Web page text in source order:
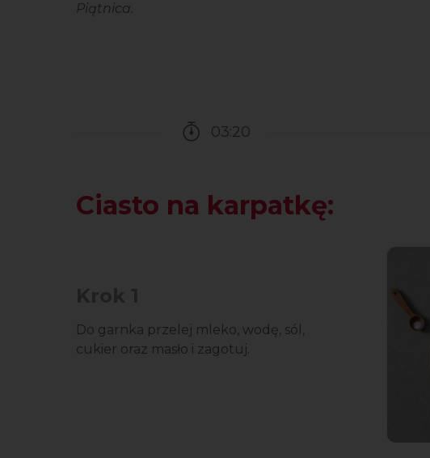
Piątnica.
03:20
Ciasto na karpatkę:
Do garnka przelej mleko, wodę, sól,
cukier oraz masło i zagotuj.